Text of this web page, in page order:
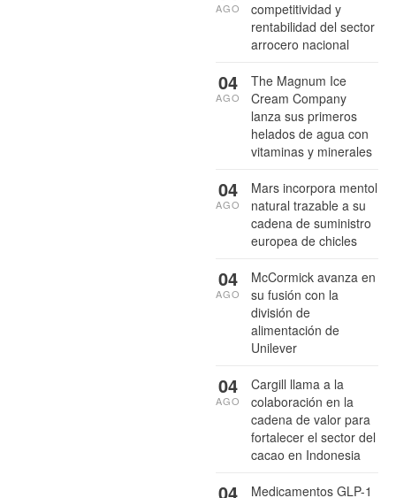
competitividad y
rentabilidad del sector
arrocero nacional
AGO
The Magnum Ice
Cream Company
lanza sus primeros
helados de agua con
vitaminas y minerales
04
AGO
Mars incorpora mentol
natural trazable a su
cadena de suministro
europea de chicles
04
AGO
McCormick avanza en
su fusión con la
división de
alimentación de
Unilever
04
AGO
Cargill llama a la
colaboración en la
cadena de valor para
fortalecer el sector del
cacao en Indonesia
04
AGO
Medicamentos GLP-1
04